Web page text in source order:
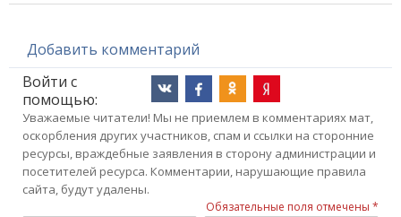
Добавить комментарий
Войти с
помощью:
Уважаемые читатели! Мы не приемлем в комментариях мат,
оскорбления других участников, спам и ссылки на сторонние
ресурсы, враждебные заявления в сторону администрации и
посетителей ресурса. Комментарии, нарушающие правила
сайта, будут удалены.
Обязательные поля отмечены *